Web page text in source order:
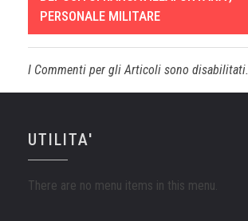
PERSONALE MILITARE
I Commenti per gli Articoli sono disabilitati.
UTILITA'
There are no menu items in this menu.